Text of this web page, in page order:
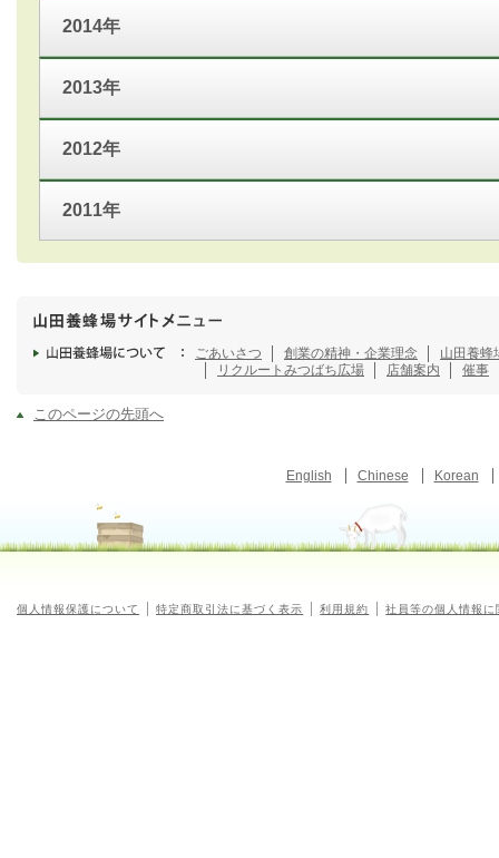
2014年
2013年
2012年
2011年
ごあいさつ 創業の精神・企業理念
山田養蜂
リクルート みつばち広場 店舗案内 催事
このページの先頭へ
English Chinese Korean
個人情報保護について 特定商取引法に基づく表示 利用規約 社員等の個人情報